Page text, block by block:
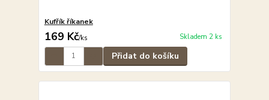
Kufřík říkanek
169 Kč/ks Skladem 2 ks
Přidat do košíku